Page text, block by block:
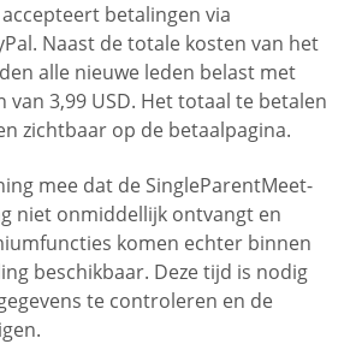
betalingen via
Naast de totale kosten van het
alle nieuwe leden belast met
van 3,99 USD. Het totaal te betalen
zichtbaar op de betaalpagina.
mee dat de SingleParentMeet-
niet onmiddellijk ontvangt en
komen echter binnen
beschikbaar. Deze tijd is nodig
te controleren en de